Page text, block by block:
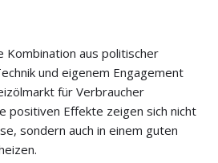
Kombination aus politischer
und eigenem Engagement
für Verbraucher
positiven Effekte zeigen sich nicht
sondern auch in einem guten